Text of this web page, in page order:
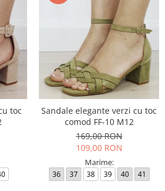
toc
Sandale elegante verzi cu toc
comod FF-10 M12
169,00 RON
109,00 RON
Marime:
36 37 38 39 40 41